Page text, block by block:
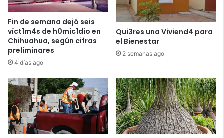
Fin de semana dejó seis
víct1m4s de h0mic1dio en
Chihuahua, según cifras
preliminares
4 días ago
Qui3res una Viviend4 para
el Bienestar
2 semanas ago